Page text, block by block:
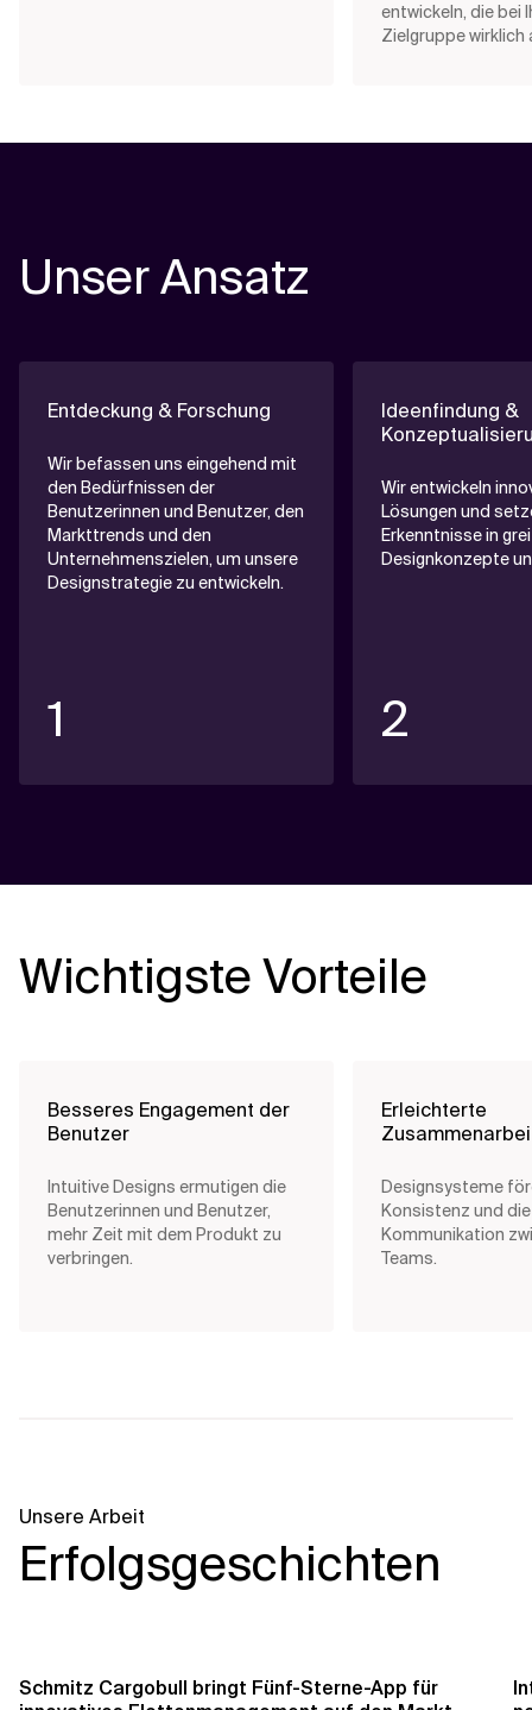
entwickeln, die bei
Zielgruppe wirklich
Unser Ansatz
Entdeckung & Forschung
Wir befassen uns eingehend mit
den Bedürfnissen der
Benutzerinnen und Benutzer, den
Markttrends und den
Unternehmenszielen, um unsere
Designstrategie zu entwickeln.
1
Ideenfindung &
Wir entwickeln
Lösungen und
Erkenntnisse in
Designkonzepte
2
Wichtigste Vorteile
Besseres Engagement der
Benutzer
Intuitive Designs ermutigen die
Benutzerinnen und Benutzer,
mehr Zeit mit dem Produkt zu
verbringen.
Erleichterte
Designsysteme
Konsistenz und
Kommunikation
Teams.
Unsere Arbeit
Erfolgsgeschichten
Schmitz Cargobull bringt Fünf-Sterne-App für